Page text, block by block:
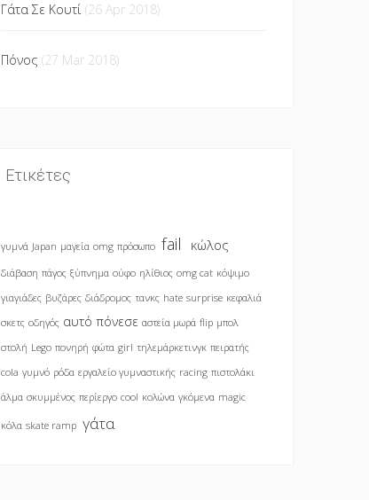
Γάτα Σε Κουτί (26 Apr 2018)
Πόνος (27 Mar 2018)
Ετικέτες
γυμνά Japan μαγεία omg πρόσωπο fail κώλος
διάβαση πάγος ξύπνημα ούφο ηλίθιος omg cat κόψιμο
γιαγιάδες βυζάρες διάδρομος τανκς hate surprise κεφαλιά
σκετς οδηγός αυτό πόνεσε αστεία μωρά flip μπολ
στολή Lego πονηρή φώτα girl τηλεμάρκετινγκ πειρατής
cola γυμνό ρόδα εργαλείο γυμναστικής racing πιστολάκι
άλμα σκυμμένος περίεργο cool κολώνα γκόμενα magic
κόλα skate ramp γάτα